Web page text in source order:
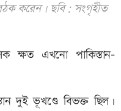
করেন। ছবি: সংগৃহীত
ক্ষত এখনো পাকিস্তান–
দুই ভূখণ্ডে বিভক্ত ছিল।